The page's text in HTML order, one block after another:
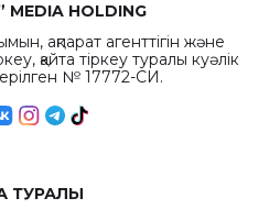
MEDIA HOLDING
ақпарат агенттігін және
қайта тіркеу туралы куәлік
№ 17772-СИ.
ТУРАЛЫ